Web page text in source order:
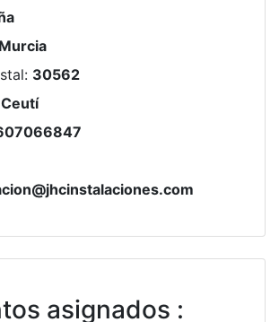
Murcia
: 30562
Ceutí
asignados :